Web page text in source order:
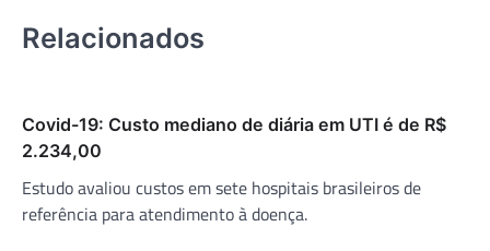
Relacionados
Covid-19: Custo mediano de diária em UTI é de R$
2.234,00
Estudo avaliou custos em sete hospitais brasileiros de
referência para atendimento à doença.